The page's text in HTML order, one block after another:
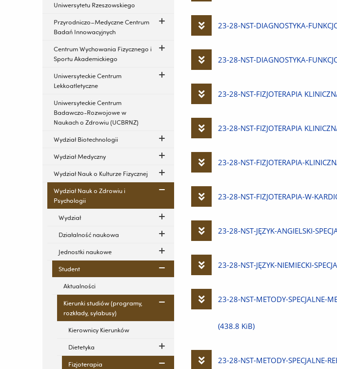
Uniwersytetu Rzeszowskiego
Przyrodniczo–Medyczne Centrum
Badań Innowacyjnych
Centrum Wychowania Fizycznego i
Sportu Akademickiego
Uniwersyteckie Centrum
Lekkoatletyczne
Uniwersyteckie Centrum
Badawczo-Rozwojowe w
Naukach o Zdrowiu (UCBRNZ)
Wydział Biotechnologii
Wydział Medyczny
Wydział Nauk o Kulturze Fizycznej
Wydział Nauk o Zdrowiu i
Psychologii
Wydział
Działalność naukowa
Jednostki naukowe
Student
Aktualności
Kierunki studiów (programy,
rozkłady, sylabusy)
Kierownicy Kierunków
Dietetyka
Fizjoterapia
Pobierz
23-28-NST-DIAGNOSTYKA-
Pobierz
23-28-NST-DIAGNOSTYKA-
Pobierz
23-28-NST-FIZJOTERAPIA
Pobierz
23-28-NST-FIZJOTERAPIA
Pobierz
23-28-NST-FIZJOTERAPIA-
Pobierz
23-28-NST-FIZJOTERAPIA-W-
Pobierz
23-28-NST-JĘZYK-ANGIELSKI-
Pobierz
23-28-NST-JĘZYK-NIEMIECKI-
Pobierz
plik
23-28-NST-METODY-SPECJALNE-
(438.8 KiB)
Pobierz
23-28-NST-METODY-SPECJALNE-